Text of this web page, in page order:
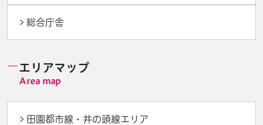
総合庁舎
エリアマップ
田園都市線・井の頭線エリア